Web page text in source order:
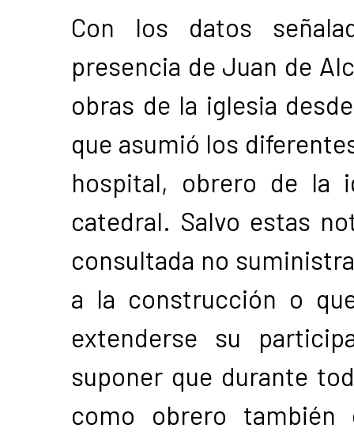
Con los datos
presencia de Juan de
obras de la iglesia
que asumió los
hospital, obrero de la
catedral. Salvo estas
consultada no
a la construcción o
extenderse su
suponer que durante
como obrero